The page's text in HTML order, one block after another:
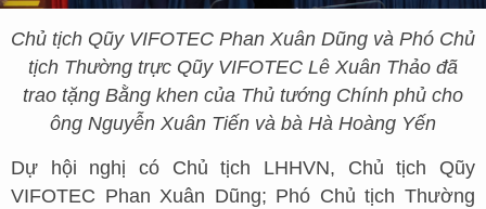
Chủ tịch Qũy VIFOTEC Phan Xuân Dũng và Phó Chủ
tịch Thường trực Qũy VIFOTEC Lê Xuân Thảo đã
trao tặng Bằng khen của Thủ tướng Chính phủ cho
ông Nguyễn Xuân Tiến và bà Hà Hoàng Yến
Dự hội nghị có Chủ tịch LHHVN, Chủ tịch Qũy
VIFOTEC Phan Xuân Dũng; Phó Chủ tịch Thường